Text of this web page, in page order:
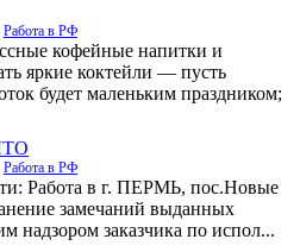
Работа в РФ
кофейные напитки и
яркие коктейли — пусть
будет маленьким праздником;
Работа в РФ
Работа в г. ПЕРМЬ, пос.Новые
замечаний выданных
надзором заказчика по испол...